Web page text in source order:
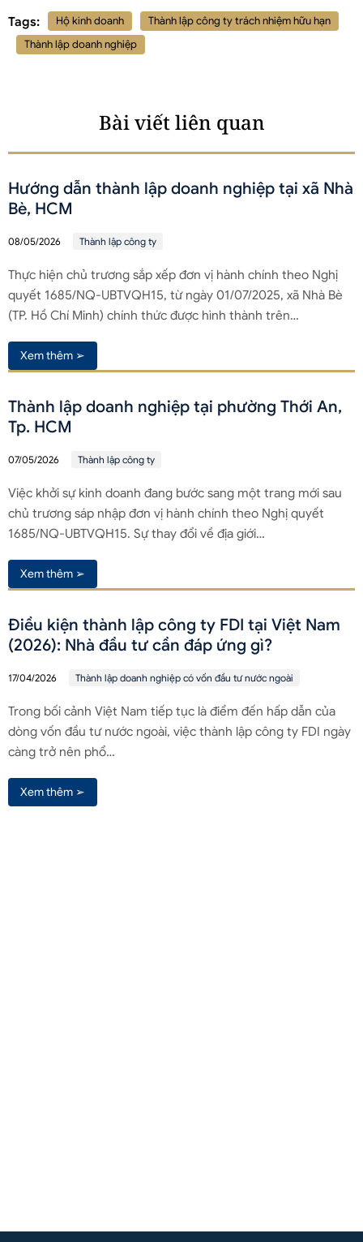
Tags: Hộ kinh doanh
Thành lập công ty trách nhiệm hữu hạn
Thành lập doanh nghiệp
Bài viết liên quan
Hướng dẫn thành lập doanh nghiệp tại xã Nhà
Bè, HCM
08/05/2026 Thành lập công ty
Thực hiện chủ trương sắp xếp đơn vị hành chính theo Nghị
quyết 1685/NQ-UBTVQH15, từ ngày 01/07/2025, xã Nhà Bè
(TP. Hồ Chí Minh) chính thức được hình thành trên…
Xem thêm ➢
Thành lập doanh nghiệp tại phường Thới An,
Tp. HCM
07/05/2026 Thành lập công ty
Việc khởi sự kinh doanh đang bước sang một trang mới sau
chủ trương sáp nhập đơn vị hành chính theo Nghị quyết
1685/NQ-UBTVQH15. Sự thay đổi về địa giới…
Xem thêm ➢
Điều kiện thành lập công ty FDI tại Việt Nam
(2026): Nhà đầu tư cần đáp ứng gì?
17/04/2026 Thành lập doanh nghiệp có vốn đầu tư nước ngoài
Trong bối cảnh Việt Nam tiếp tục là điểm đến hấp dẫn của
dòng vốn đầu tư nước ngoài, việc thành lập công ty FDI ngày
càng trở nên phổ…
Xem thêm ➢